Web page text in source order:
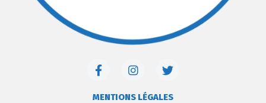
MENTIONS LÉGALES